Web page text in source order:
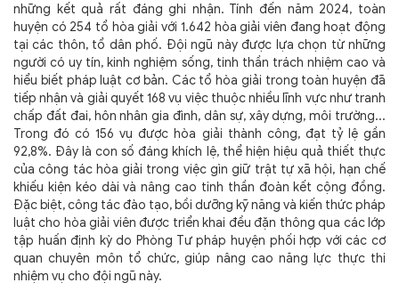
những kết quả rất đáng ghi nhận. Tính đến năm 2024, toàn
huyện có 254 tổ hòa giải với 1.642 hòa giải viên đang hoạt động
tại các thôn, tổ dân phố. Đội ngũ này được lựa chọn từ những
người có uy tín, kinh nghiệm sống, tinh thần trách nhiệm cao và
hiểu biết pháp luật cơ bản. Các tổ hòa giải trong toàn huyện đã
tiếp nhận và giải quyết 168 vụ việc thuộc nhiều lĩnh vực như tranh
chấp đất đai, hôn nhân gia đình, dân sự, xây dựng, môi trường...
Trong đó có 156 vụ được hòa giải thành công, đạt tỷ lệ gần
92,8%. Đây là con số đáng khích lệ, thể hiện hiệu quả thiết thực
của công tác hòa giải trong việc gìn giữ trật tự xã hội, hạn chế
khiếu kiện kéo dài và nâng cao tinh thần đoàn kết cộng đồng.
Đặc biệt, công tác đào tạo, bồi dưỡng kỹ năng và kiến thức pháp
luật cho hòa giải viên được triển khai đều đặn thông qua các lớp
tập huấn định kỳ do Phòng Tư pháp huyện phối hợp với các cơ
quan chuyên môn tổ chức, giúp nâng cao năng lực thực thi
nhiệm vụ cho đội ngũ này.